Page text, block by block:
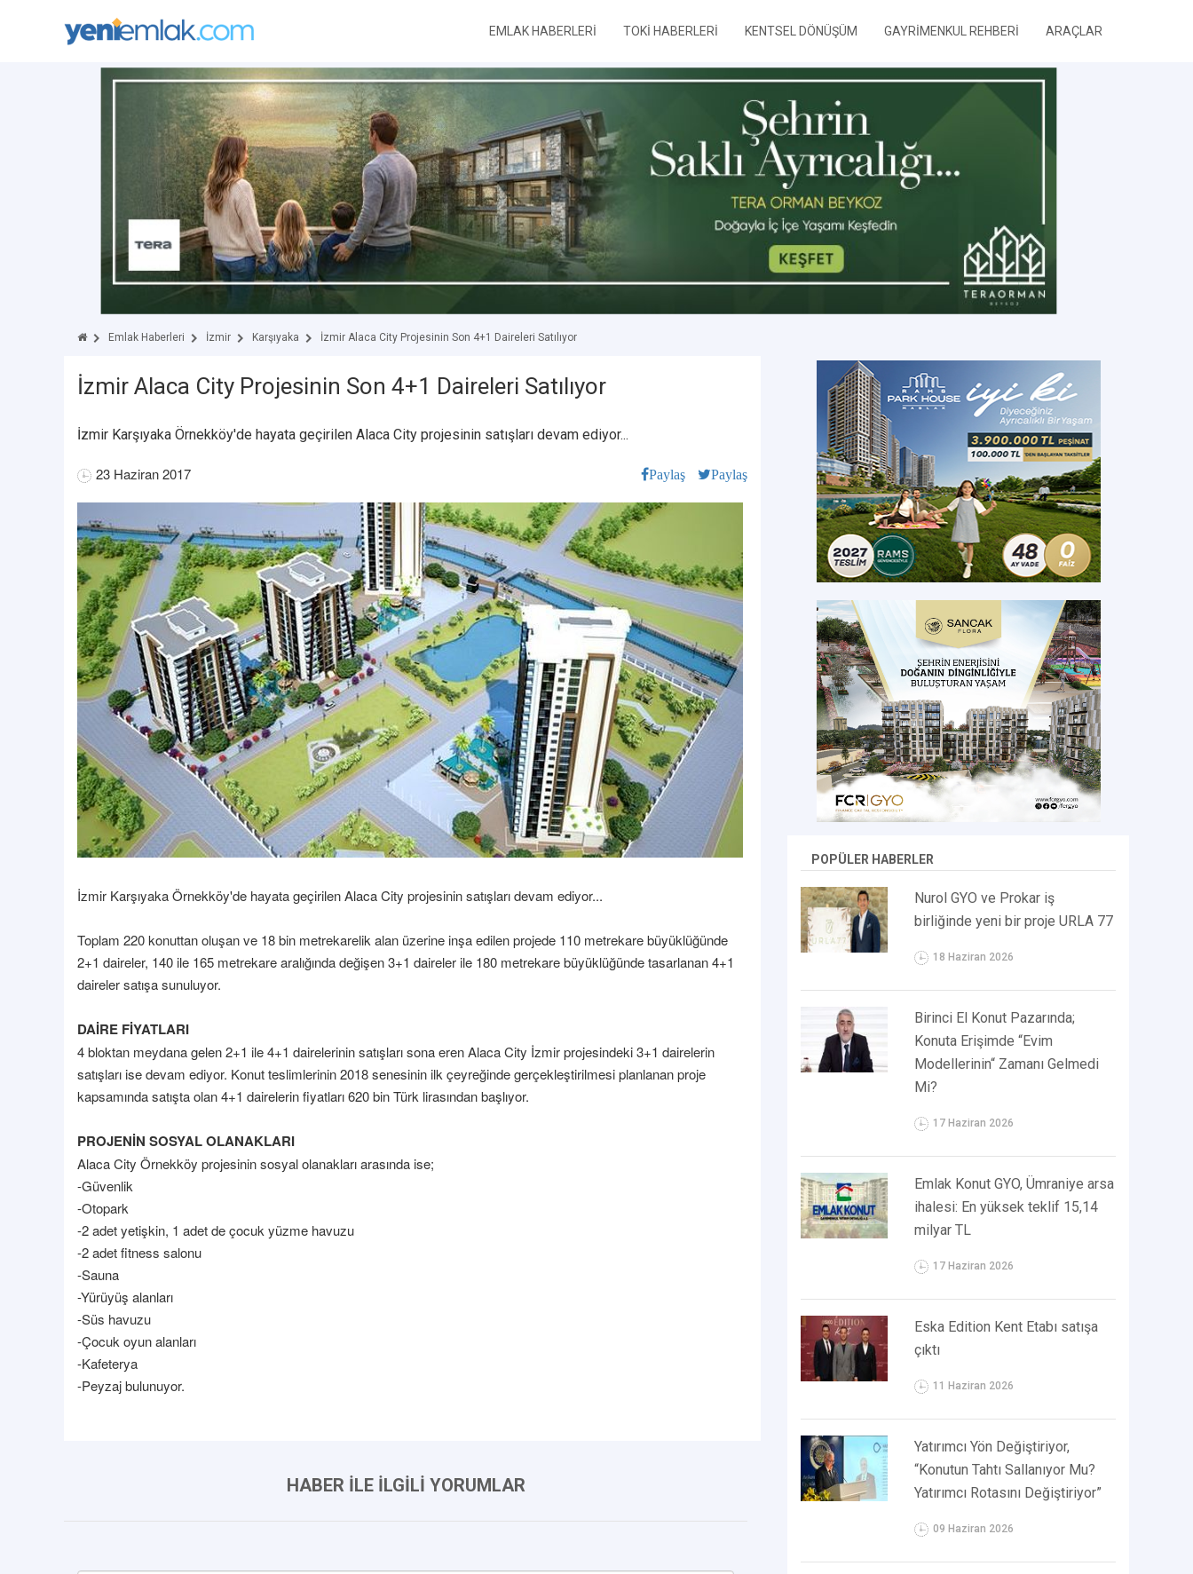
EMLAK HABERLERİ TOKİ HABERLERİ KENTSEL DÖNÜŞÜM GAYRİMENKUL REHBERİ ARAÇLAR
Emlak Haberleri İzmir Karşıyaka İzmir Alaca City Projesinin Son 4+1 Daireleri Satılıyor
İzmir Alaca City Projesinin Son 4+1 Daireleri Satılıyor
İzmir Karşıyaka Örnekköy'de hayata geçirilen Alaca City projesinin satışları devam ediyor...
23 Haziran 2017 Paylaş Paylaş
İzmir Karşıyaka Örnekköy'de hayata geçirilen Alaca City projesinin satışları devam ediyor...
Toplam 220 konuttan oluşan ve 18 bin metrekarelik alan üzerine inşa edilen projede 110 metrekare büyüklüğünde
2+1 daireler, 140 ile 165 metrekare aralığında değişen 3+1 daireler ile 180 metrekare büyüklüğünde tasarlanan 4+1
daireler satışa sunuluyor.
DAİRE FİYATLARI
4 bloktan meydana gelen 2+1 ile 4+1 dairelerinin satışları sona eren Alaca City İzmir projesindeki 3+1 dairelerin
satışları ise devam ediyor. Konut teslimlerinin 2018 senesinin ilk çeyreğinde gerçekleştirilmesi planlanan proje
kapsamında satışta olan 4+1 dairelerin fiyatları 620 bin Türk lirasından başlıyor.
PROJENİN SOSYAL OLANAKLARI
Alaca City Örnekköy projesinin sosyal olanakları arasında ise;
-Güvenlik
-Otopark
-2 adet yetişkin, 1 adet de çocuk yüzme havuzu
-2 adet fitness salonu
-Sauna
-Yürüyüş alanları
-Süs havuzu
-Çocuk oyun alanları
-Kafeterya
-Peyzaj bulunuyor.
HABER İLE İLGİLİ YORUMLAR
POPÜLER HABERLER
Nurol GYO ve Prokar iş
birliğinde yeni bir proje URLA 77
18 Haziran 2026
Birinci El Konut Pazarında;
Konuta Erişimde “Evim
Modellerinin“ Zamanı Gelmedi
Mi?
17 Haziran 2026
Emlak Konut GYO, Ümraniye arsa
ihalesi: En yüksek teklif 15,14
milyar TL
17 Haziran 2026
Eska Edition Kent Etabı satışa
çıktı
11 Haziran 2026
Yatırımcı Yön Değiştiriyor,
“Konutun Tahtı Sallanıyor Mu?
Yatırımcı Rotasını Değiştiriyor”
09 Haziran 2026